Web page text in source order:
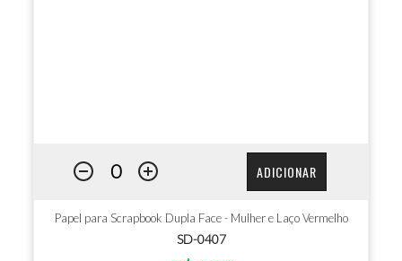
ADICIONAR
Papel para Scrapbook Dupla Face - Mulher e Laço Vermelho
SD-0407